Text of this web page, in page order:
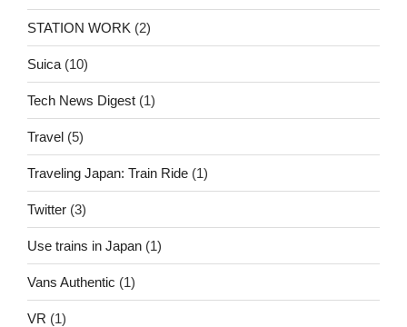
STATION WORK (2)
Suica (10)
Tech News Digest (1)
Travel (5)
Traveling Japan: Train Ride (1)
Twitter (3)
Use trains in Japan (1)
Vans Authentic (1)
VR (1)